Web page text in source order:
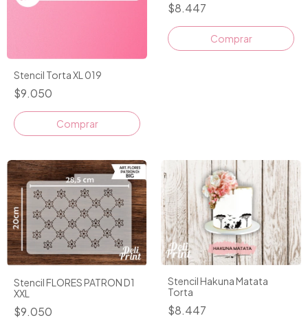
Stencil Torta XL 019
$9.050
$8.447
Stencil FLORES PATRON D1
XXL
$9.050
Stencil Hakuna Matata
Torta
$8.447